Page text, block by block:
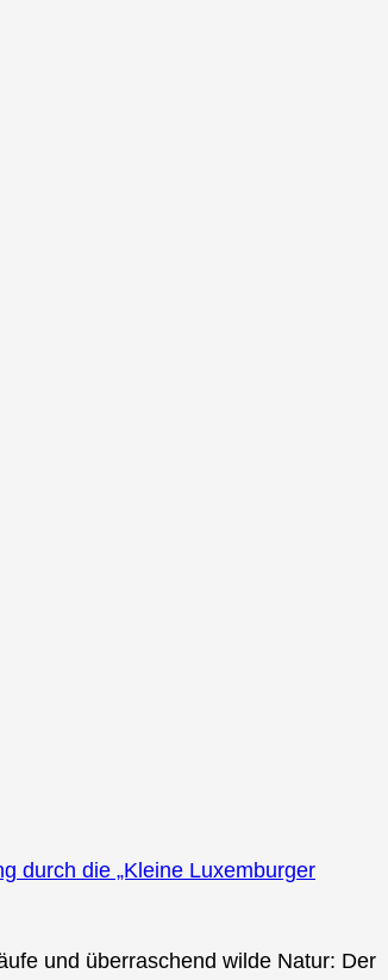
durch die „Kleine Luxemburger
und überraschend wilde Natur: Der